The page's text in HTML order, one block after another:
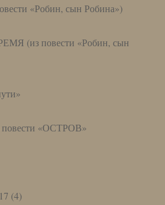
«Робин, сын Робина»)
(из повести «Робин, сын
повести «ОСТРОВ»
(4)